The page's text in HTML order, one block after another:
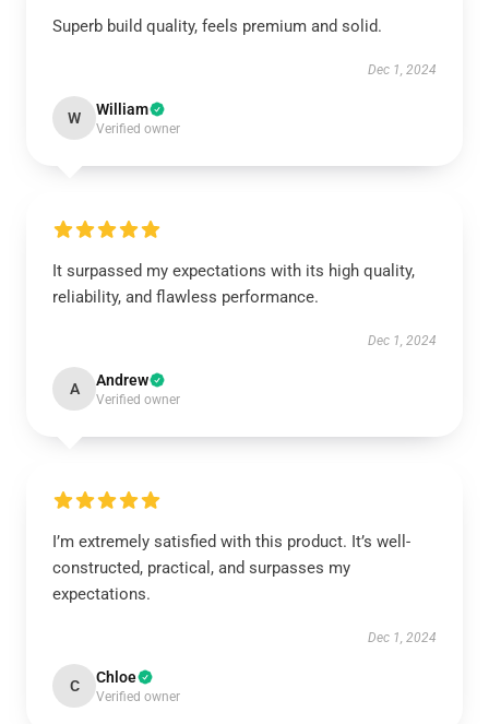
Superb build quality, feels premium and solid.
Dec 1, 2024
W William
Verified owner
It surpassed my expectations with its high quality,
reliability, and flawless performance.
Dec 1, 2024
A Andrew
Verified owner
I’m extremely satisfied with this product. It’s well-
constructed, practical, and surpasses my
expectations.
Dec 1, 2024
C Chloe
Verified owner